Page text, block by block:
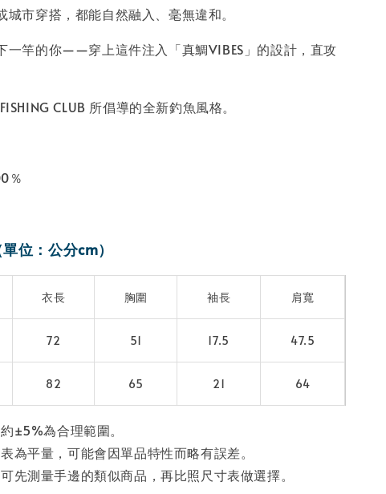
城市穿搭，都能自然融入、毫無違和。
一竿的你——穿上這件注入「真鯛VIBES」的設計，直攻
CLUB 所倡導的全新釣魚風格。
％
位：公分cm）
衣長 胸圍 袖長 肩寬
72 51 17.5 47.5
82 65 21 64
±5%為合理範圍。
為平量，可能會因單品特性而略有誤差。
先測量手邊的類似商品，再比照尺寸表做選擇。